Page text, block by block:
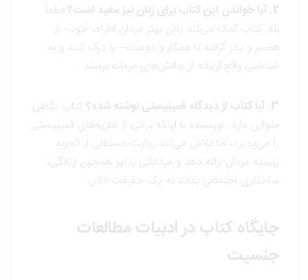
قطعاً
بله. کتاب کمک می‌کند زنان بهتر مردان اطراف خود—از
همسر و پدر گرفته تا همکار و دوست—را درک کنند و به
شناختی واقع‌گرایانه از چالش‌های مردانه برسند.
کتاب نگاهی
متوازن دارد. نویسنده با اینکه برخی از نظریه‌های فمینیستی
را می‌پذیرد، اما تلاش می‌کند روایت مستقلی از تجربه
زیسته مردان ارائه دهد و مردانگی را نیز همچون زنانگی،
ساختاری اجتماعی بداند نه یک حقیقت ذاتی.
جایگاه کتاب در ادبیات مطالعات
جنسیت